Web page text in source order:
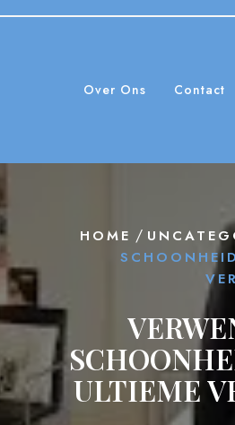
Over Ons Contact
HOME /
ULTIEME